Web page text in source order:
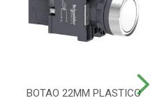
BOTAO 22MM PLASTICO